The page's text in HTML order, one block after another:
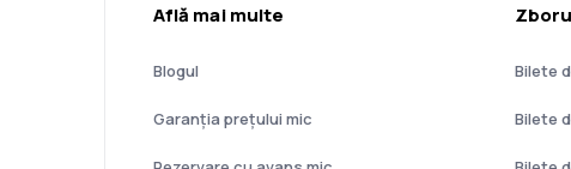
Află mai multe
Blogul
Garanția prețului mic
Bilete
Bilete